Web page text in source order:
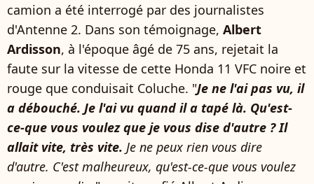
camion a été interrogé par des journalistes
d'Antenne 2. Dans son témoignage, Albert
Ardisson, à l'époque âgé de 75 ans, rejetait la
faute sur la vitesse de cette Honda 11 VFC noire et
rouge que conduisait Coluche. "Je ne l'ai pas vu, il
a débouché. Je l'ai vu quand il a tapé là. Qu'est-
ce-que vous voulez que je vous dise d'autre ? Il
allait vite, très vite. Je ne peux rien vous dire
d'autre. C'est malheureux, qu'est-ce-que vous voulez